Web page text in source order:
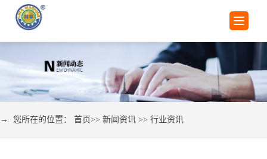
→ 您所在的位置： 首页>> 新闻资讯 >> 行业资讯